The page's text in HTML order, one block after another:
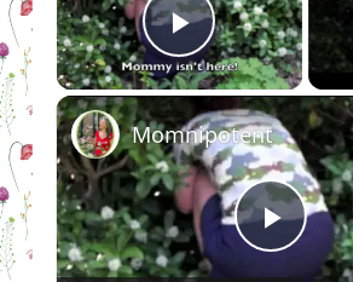
Play Video
Play
Momnipotent